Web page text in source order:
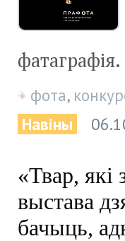
фатаграфія.
фота,
Навіны
«Твар, які
выстава
бачыць,